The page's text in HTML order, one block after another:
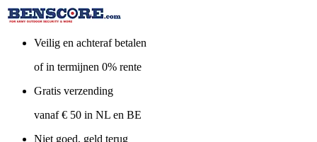
Veilig en achteraf betalen
of in termijnen 0% rente
Gratis verzending
vanaf € 50 in NL en BE
Niet goed, geld terug